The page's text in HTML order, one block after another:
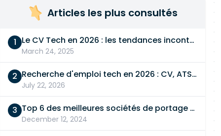
Articles les plus consultés
Le CV Tech en 2026 : les tendances incontournables
March 24, 2025
Recherche d'emploi tech en 2026 : CV, ATS, entretien… On vous dit tout
July 22, 2026
Top 6 des meilleures sociétés de portage salarial
December 12, 2024